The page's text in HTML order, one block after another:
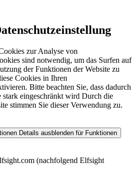
zur Analyse von
sind notwendig, um das Surfen auf
der Funktionen der Website zu
Cookies in Ihren
Bitte beachten Sie, dass dadurch
stark eingeschränkt wird Durch die
stimmen Sie dieser Verwendung zu.
Details ausblenden für Funktionen
(nachfolgend Elfsight